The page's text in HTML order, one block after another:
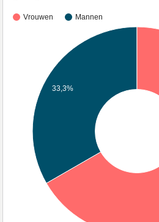
Vrouwen Mannen
33,3%